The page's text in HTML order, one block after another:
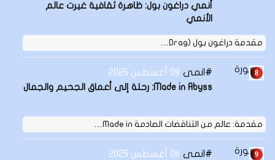
أنمي دراغون بول: ظاهرة ثقافية غيرت عالم
الأنمي
مقدمة دراغون بول (Drag…
انمى 08 أغسطس 2025
Made in Abyss: رحلة إلى أعماق الجحيم والجمال
مقدمة: عالم من التناقضات الصادمة Made in…
انمى 06 أغسطس 2025